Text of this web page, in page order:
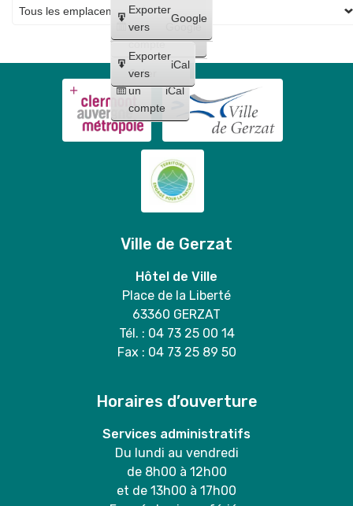
Créer
un
compte
Google
Créer
un
compte
iCal
Exporter
vers
Google
Exporter
vers
iCal
Ville de Gerzat
Hôtel de Ville
Place de la Liberté
63360 GERZAT
Tél. : 04 73 25 00 14
Fax : 04 73 25 89 50
Horaires d’ouverture
Services administratifs
Du lundi au vendredi
de 8h00 à 12h00
et de 13h00 à 17h00